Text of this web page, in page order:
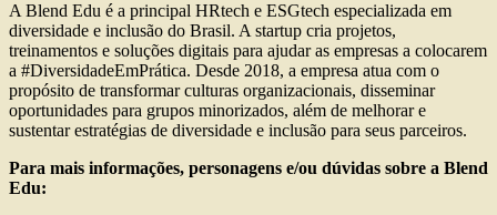
A Blend Edu é a principal HRtech e ESGtech especializada em
diversidade e inclusão do Brasil. A startup cria projetos,
treinamentos e soluções digitais para ajudar as empresas a colocarem
a #DiversidadeEmPrática. Desde 2018, a empresa atua com o
propósito de transformar culturas organizacionais, disseminar
oportunidades para grupos minorizados, além de melhorar e
sustentar estratégias de diversidade e inclusão para seus parceiros.
Para mais informações, personagens e/ou dúvidas sobre a Blend
Edu: